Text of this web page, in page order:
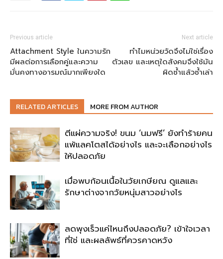
Previous article
Attachment Style ในความรัก
มีผลต่อการเลือกคู่และความ
มั่นคงทางอารมณ์มากเพียงใด
Next article
ทำไมหน่วยวัดจึงไม่ใช่เรื่อง
ตัวเลข และเหตุใดสังคมจึงใช้มัน
ผิดซ้ำแล้วซ้ำเล่า
RELATED ARTICLES MORE FROM AUTHOR
ตีแผ่ความจริง! ขนม ‘นมฟรี’ ยังทำร้ายคน
แพ้แลคโตสได้อย่างไร และจะเลือกอย่างไร
ให้ปลอดภัย
เมื่อพบก้อนเนื้อในวัยเกษียณ ดูแลและ
รักษาต่างจากวัยหนุ่มสาวอย่างไร
ลดพุงเร็วแค่ไหนถึงปลอดภัย? เข้าใจเวลา
ที่ใช่ และผลลัพธ์ที่ควรคาดหวัง